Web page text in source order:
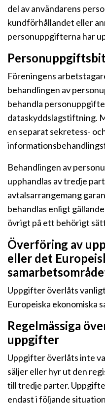
del av användarens
kundförhållandet eller
personuppgifterna har
Föreningens
behandlingen av
behandla
dataskyddslagstiftning.
en separat sekretess-
Behandlingen av
upphandlas av tredje
avtalsarrangemang
behandlas enligt
övrigt på ett behörigt
Överföring av
eller det
Uppgifter överlåts
Europeiska ekonomiska
Regelmässiga
uppgifter
Uppgifter överlåts inte
säljer eller hyr ut den
till tredje parter.
endast i följande